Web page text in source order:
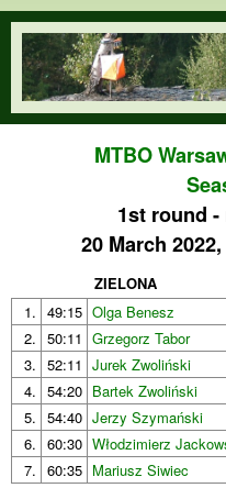
Skip to
orienteering.waw.pl
MTBO
1st round
20 March
ZIELONA
1. 49:15 Olga Benesz
2. 50:11 Grzegorz Tabor
3. 52:11 Jurek Zwoliński
4. 54:20 Bartek Zwoliński
5. 54:40 Jerzy Szymański
6. 60:30 Włodzimierz
7. 60:35 Mariusz Siwiec